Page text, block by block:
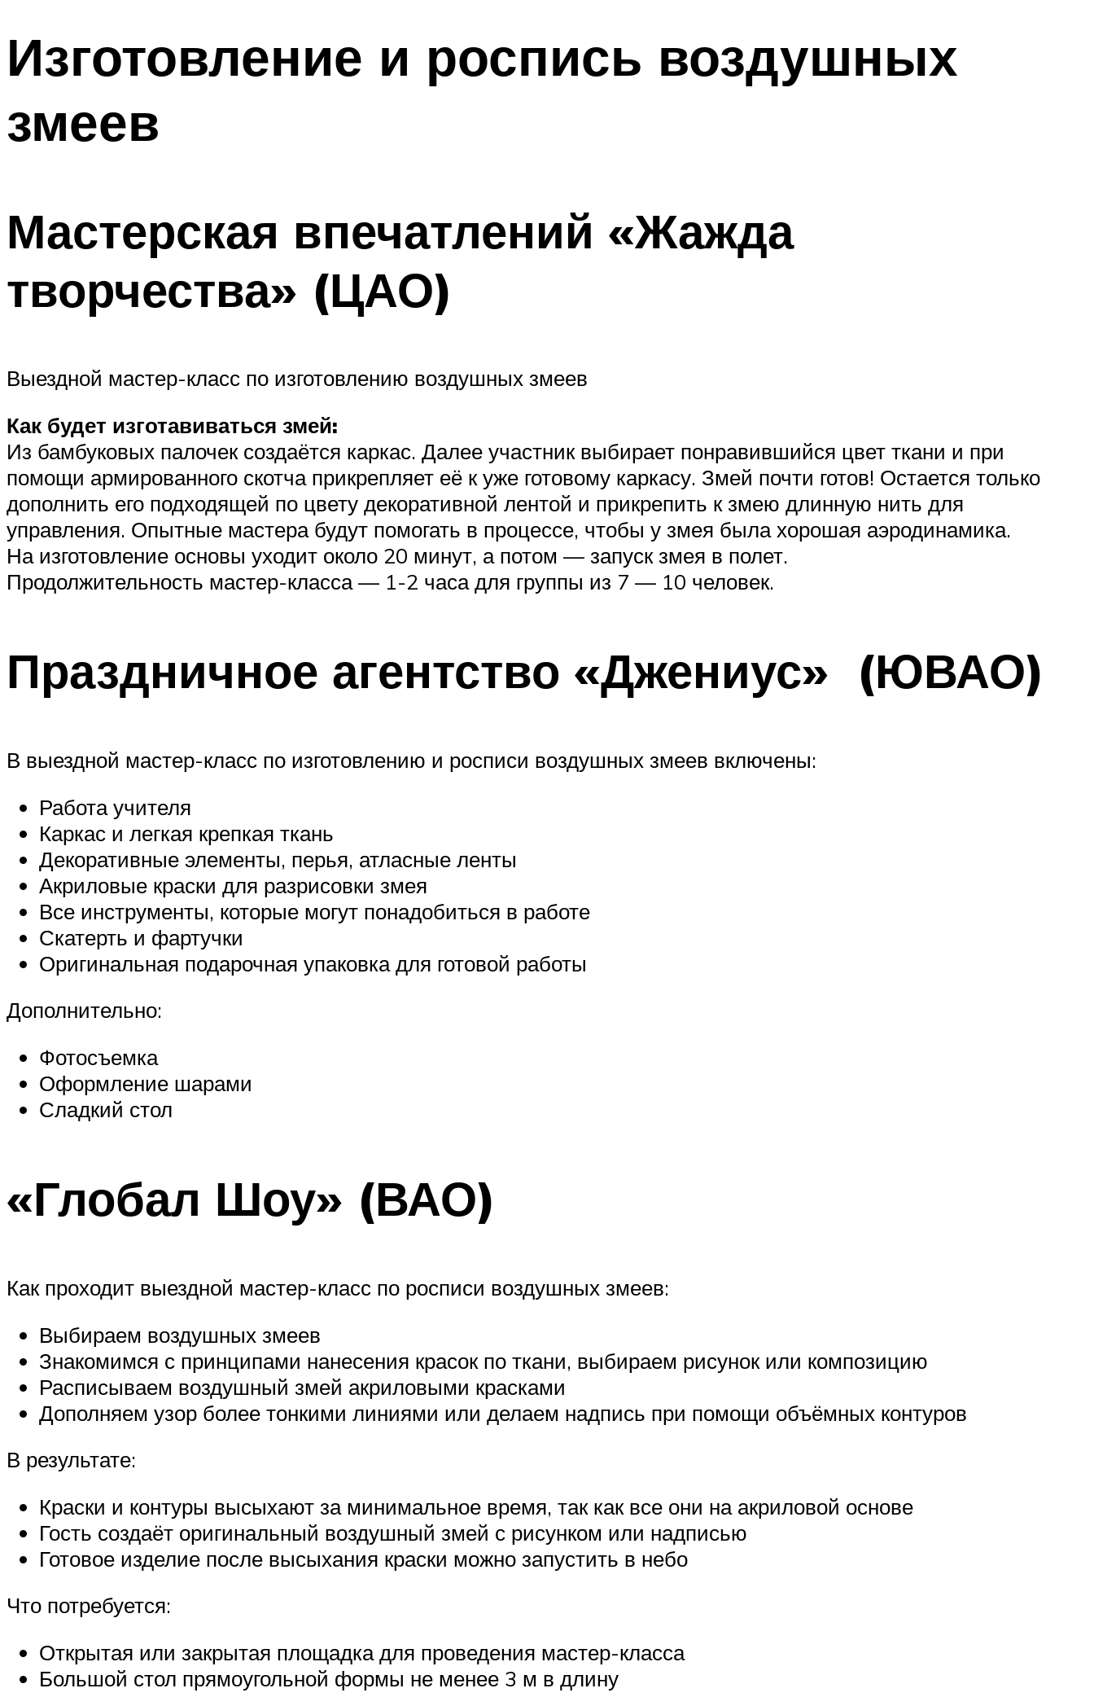
Изготовление и роспись воздушных
змеев
Мастерская впечатлений «Жажда
творчества» (ЦАО)
Выездной мастер-класс по изготовлению воздушных змеев
Как будет изготавиваться змей:
Из бамбуковых палочек создаётся каркас. Далее участник выбирает понравившийся цвет ткани и при
помощи армированного скотча прикрепляет её к уже готовому каркасу. Змей почти готов! Остается только
дополнить его подходящей по цвету декоративной лентой и прикрепить к змею длинную нить для
управления. Опытные мастера будут помогать в процессе, чтобы у змея была хорошая аэродинамика.
На изготовление основы уходит около 20 минут, а потом — запуск змея в полет.
Продолжительность мастер-класса — 1-2 часа для группы из 7 — 10 человек.
Праздничное агентство «Джениус» (ЮВАО)
В выездной мастер-класс по изготовлению и росписи воздушных змеев включены:
Работа учителя
Каркас и легкая крепкая ткань
Декоративные элементы, перья, атласные ленты
Акриловые краски для разрисовки змея
Все инструменты, которые могут понадобиться в работе
Скатерть и фартучки
Оригинальная подарочная упаковка для готовой работы
Дополнительно:
Фотосъемка
Оформление шарами
Сладкий стол
«Глобал Шоу» (ВАО)
Как проходит выездной мастер-класс по росписи воздушных змеев:
Выбираем воздушных змеев
Знакомимся с принципами нанесения красок по ткани, выбираем рисунок или композицию
Расписываем воздушный змей акриловыми красками
Дополняем узор более тонкими линиями или делаем надпись при помощи объёмных контуров
В результате:
Краски и контуры высыхают за минимальное время, так как все они на акриловой основе
Гость создаёт оригинальный воздушный змей с рисунком или надписью
Готовое изделие после высыхания краски можно запустить в небо
Что потребуется:
Открытая или закрытая площадка для проведения мастер-класса
Большой стол прямоугольной формы не менее 3 м в длину